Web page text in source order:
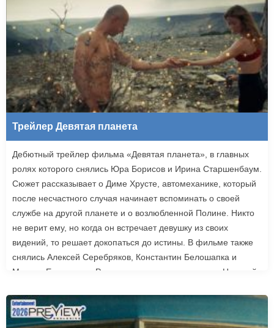
Трейлер Девятая планета
Дебютный трейлер фильма «Девятая планета», в главных
ролях которого снялись Юра Борисов и Ирина Старшенбаум.
Сюжет рассказывает о Диме Хрусте, автомеханике, который
после несчастного случая начинает вспоминать о своей
службе на другой планете и о возлюбленной Полине. Никто
не верит ему, но когда он встречает девушку из своих
видений, то решает докопаться до истины. В фильме также
снялись Алексей Серебряков, Константин Белошапка и
Максим Емельянов. Режиссером картины выступил Николай
«Девятой планеты» запланирована на 24 сентября.